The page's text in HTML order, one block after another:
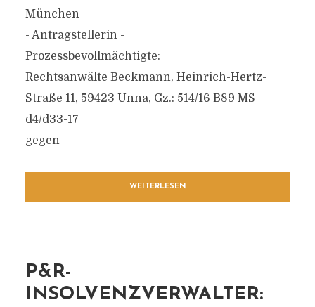
München
- Antragstellerin -
Prozessbevollmächtigte:
Rechtsanwälte Beckmann, Heinrich-Hertz-
Straße 11, 59423 Unna, Gz.: 514/16 B89 MS
d4/d33-17
gegen
WEITERLESEN
P&R-
INSOLVENZVERWALTER: